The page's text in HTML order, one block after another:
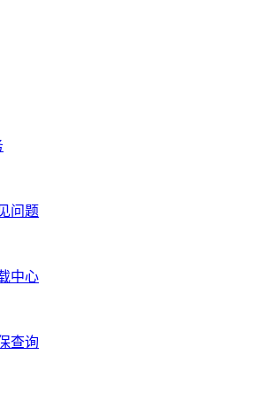
问题
中心
查询